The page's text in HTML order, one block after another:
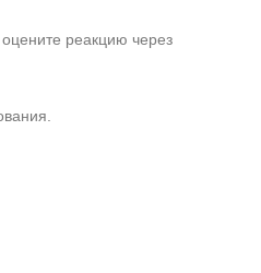
реакцию через